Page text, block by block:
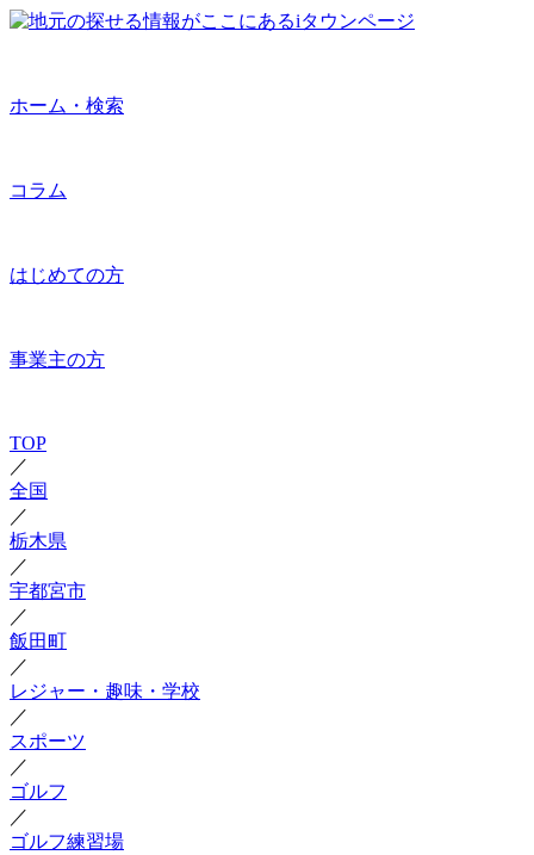
ホーム・検索
コラム
はじめての方
事業主の方
TOP
／
全国
／
栃木県
／
宇都宮市
／
飯田町
／
レジャー・趣味・学校
／
スポーツ
／
ゴルフ
／
ゴルフ練習場